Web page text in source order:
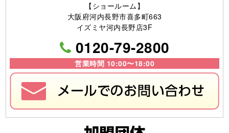
【ショールーム】
大阪府河内長野市喜多町663
イズミヤ河内長野店3F
0120-79-2800
営業時間 10:00〜18:00